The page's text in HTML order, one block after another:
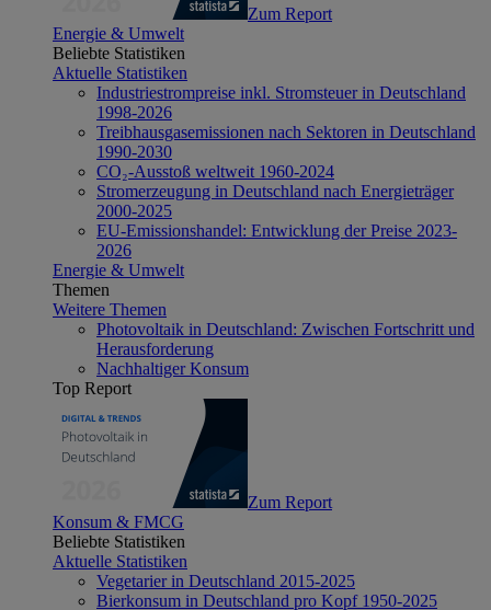
Zum Report
Energie & Umwelt
Beliebte Statistiken
Aktuelle Statistiken
Industriestrompreise inkl. Stromsteuer in Deutschland
1998-2026
Treibhausgasemissionen nach Sektoren in Deutschland
1990-2030
CO₂-Ausstoß weltweit 1960-2024
Stromerzeugung in Deutschland nach Energieträger
2000-2025
EU-Emissionshandel: Entwicklung der Preise 2023-
2026
Energie & Umwelt
Themen
Weitere Themen
Photovoltaik in Deutschland: Zwischen Fortschritt und
Herausforderung
Nachhaltiger Konsum
Top Report
Zum Report
Konsum & FMCG
Beliebte Statistiken
Aktuelle Statistiken
Vegetarier in Deutschland 2015-2025
Bierkonsum in Deutschland pro Kopf 1950-2025